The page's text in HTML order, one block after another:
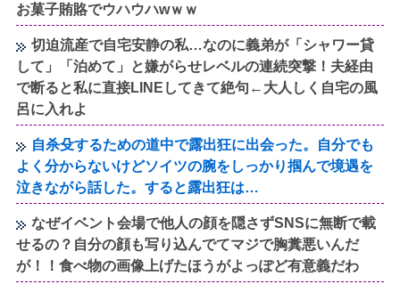
お菓子賄賂でウハウハwｗｗ
切迫流産で自宅安静の私…なのに義弟が「シャワー貸
して」「泊めて」と嫌がらせレベルの連続突撃！夫経由
で断ると私に直接LINEしてきて絶句←大人しく自宅の風
呂に入れよ
自杀殳するための道中で露出狂に出会った。自分でも
よく分からないけどソイツの腕をしっかり掴んで境遇を
泣きながら話した。すると露出狂は…
なぜイベント会場で他人の顔を隠さずSNSに無断で載
せるの？自分の顔も写り込んでてマジで胸糞悪いんだ
が！！食べ物の画像上げたほうがよっぽど有意義だわ